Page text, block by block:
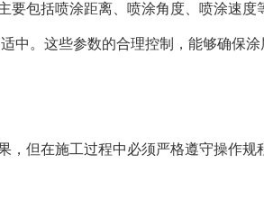
要包括喷涂距离、喷涂角度、喷涂速度
中。这些参数的合理控制，能够确保涂
，但在施工过程中必须严格遵守操作规